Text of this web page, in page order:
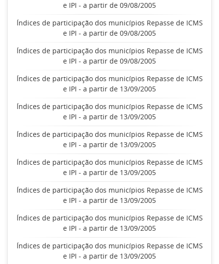
e IPI - a partir de 09/08/2005
Índices de participação dos municípios Repasse de ICMS
e IPI - a partir de 09/08/2005
Índices de participação dos municípios Repasse de ICMS
e IPI - a partir de 09/08/2005
Índices de participação dos municípios Repasse de ICMS
e IPI - a partir de 13/09/2005
Índices de participação dos municípios Repasse de ICMS
e IPI - a partir de 13/09/2005
Índices de participação dos municípios Repasse de ICMS
e IPI - a partir de 13/09/2005
Índices de participação dos municípios Repasse de ICMS
e IPI - a partir de 13/09/2005
Índices de participação dos municípios Repasse de ICMS
e IPI - a partir de 13/09/2005
Índices de participação dos municípios Repasse de ICMS
e IPI - a partir de 13/09/2005
Índices de participação dos municípios Repasse de ICMS
e IPI - a partir de 13/09/2005